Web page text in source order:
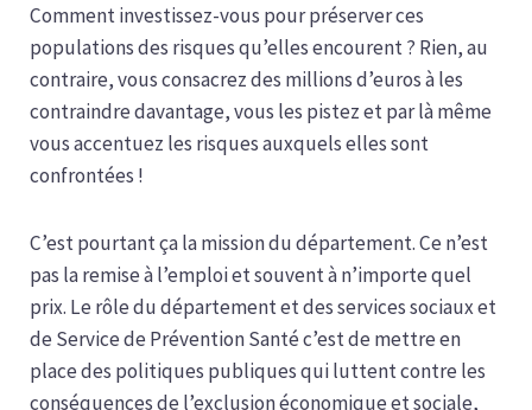
Comment investissez-vous pour préserver ces
populations des risques qu’elles encourent ? Rien, au
contraire, vous consacrez des millions d’euros à les
contraindre davantage, vous les pistez et par là même
vous accentuez les risques auxquels elles sont
confrontées !
C’est pourtant ça la mission du département. Ce n’est
pas la remise à l’emploi et souvent à n’importe quel
prix. Le rôle du département et des services sociaux et
de Service de Prévention Santé c’est de mettre en
place des politiques publiques qui luttent contre les
conséquences de l’exclusion économique et sociale,